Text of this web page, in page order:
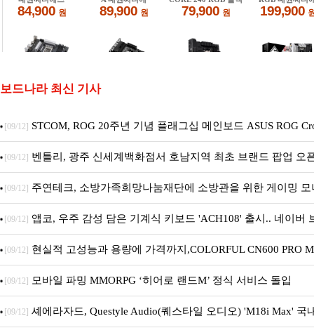
보드나라 최신 기사
[09/12] STCOM, ROG 20주년 기념 플래그십 메인보드 ASUS ROG
X870E EDITION 20 국내 출시 예정
[09/12] 벤틀리, 광주 신세계백화점서 호남지역 최초 브랜드 팝업 오
[09/12] 주연테크, 소방가족희망나눔재단에 소방관을 위한 게이밍 모
트 펫 침대 기부
[09/12] 앱코, 우주 감성 담은 기계식 키보드 'ACH108' 출시.. 네이버
기획전 진행
[09/12] 현실적 고성능과 용량에 가격까지,COLORFUL CN600 PRO
디앤디컴 1TB
[09/12] 모바일 파밍 MMORPG ‘히어로 랜드M’ 정식 서비스 돌입
[09/12] 셰에라자드, Questyle Audio(퀘스타일 오디오) 'M18i Max' 국